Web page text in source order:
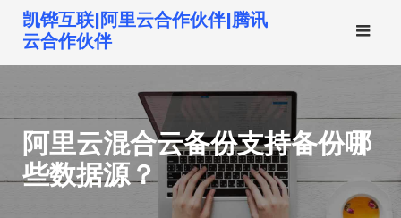
到
凯铧互联|阿里云合作伙伴|腾讯
云合作伙伴
阿里云混合云备份支持备份哪
些数据源？